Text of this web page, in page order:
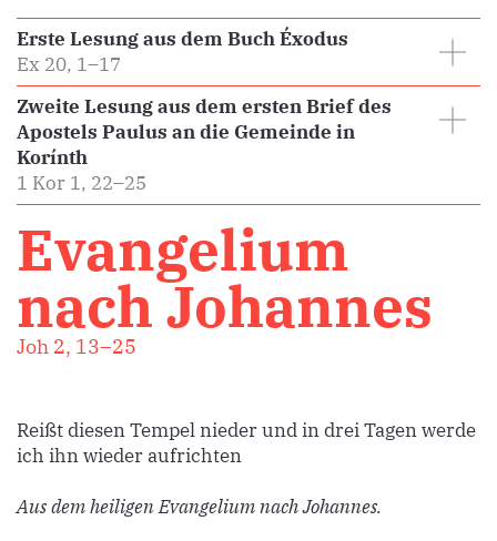
Erste Lesung aus dem Buch Éxodus
Ex 20, 1–17
Zweite Lesung aus dem ersten Brief des
Apostels Paulus an die Gemeinde in
Korínth
1 Kor 1, 22–25
Evangelium
nach Johannes
Joh 2, 13–25
Reißt diesen Tempel nieder und in drei Tagen werde
ich ihn wieder aufrichten
Aus dem heiligen Evangelium nach Johannes.